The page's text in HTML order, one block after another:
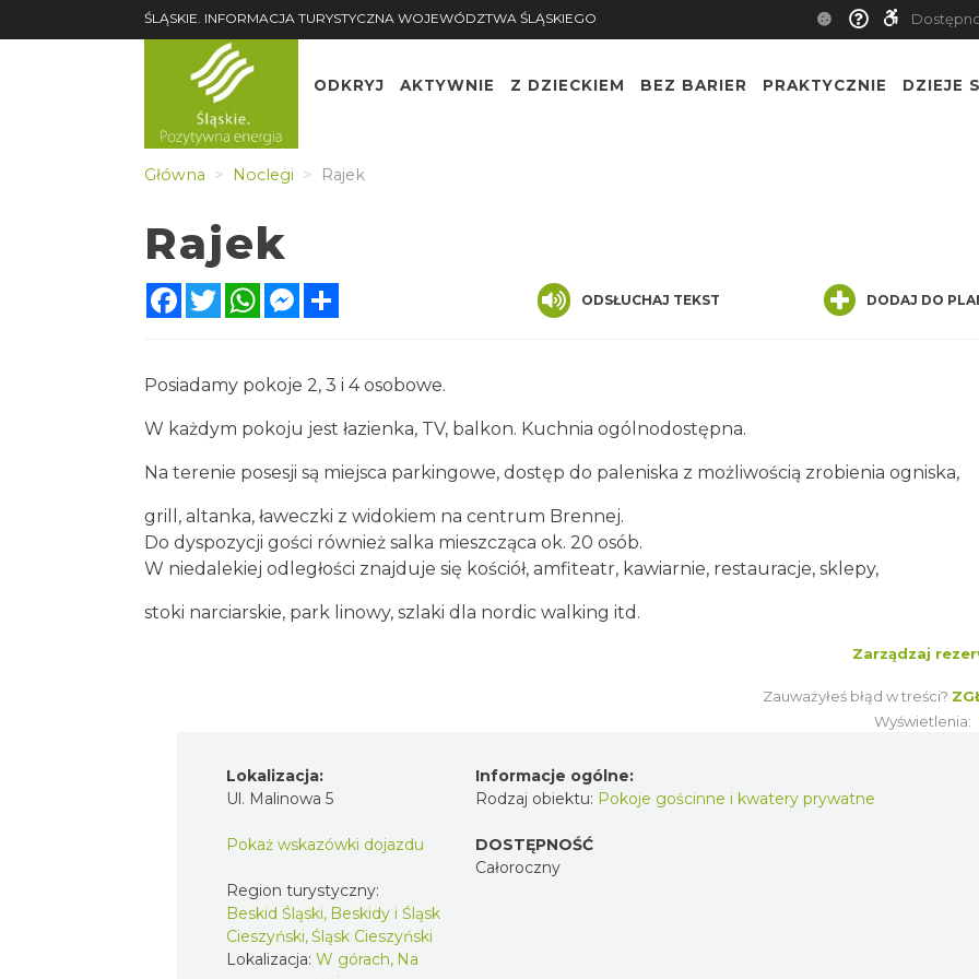
ŚLĄSKIE. INFORMACJA TURYSTYCZNA WOJEWÓDZTWA ŚLĄSKIEGO
ODKRYJ AKTYWNIE Z DZIECKIEM BEZ BARIER PRAKTYCZNIE DZIEJE
Główna Noclegi Rajek
Rajek
FacebookTwitterWhatsAppMessenger ODSŁUCHAJ TEKST DODAJ DO
Posiadamy pokoje 2, 3 i 4 osobowe.
W każdym pokoju jest łazienka, TV, balkon. Kuchnia ogólnodostępna.
Na terenie posesji są miejsca parkingowe, dostęp do paleniska z możliwością zrobienia ogniska,
grill, altanka, ławeczki z widokiem na centrum Brennej.
Do dyspozycji gości również salka mieszcząca ok. 20 osób.
W niedalekiej odległości znajduje się kościół, amfiteatr, kawiarnie, restauracje, sklepy,
stoki narciarskie, park linowy, szlaki dla nordic walking itd.
Zarządzaj
Zauważyłeś błąd w treści?
Wyświetlenia:
Lokalizacja:
Ul. Malinowa 5
Pokaż wskazówki dojazdu
Region turystyczny:
Beskid Śląski, Beskidy i Śląsk
Cieszyński, Śląsk Cieszyński
Lokalizacja: W górach, Na
Informacje ogólne:
Rodzaj obiektu: Pokoje gościnne i kwatery prywatne
DOSTĘPNOŚĆ
Całoroczny